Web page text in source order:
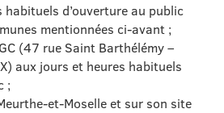
d’ouverture au public
mentionnées ci-avant ;
(47 rue Saint Barthélémy –
aux jours et heures habituels
;
et-Moselle et sur son site